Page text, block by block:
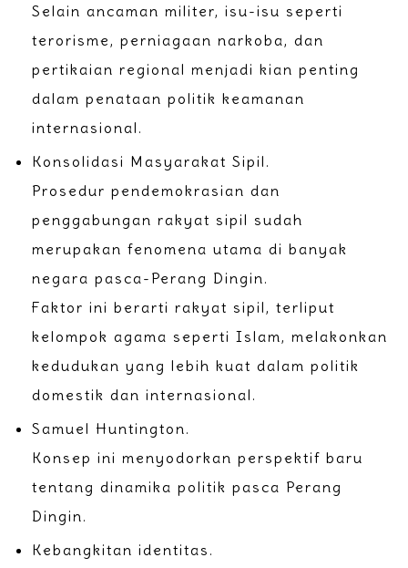
Selain ancaman militer, isu-isu seperti
terorisme, perniagaan narkoba, dan
pertikaian regional menjadi kian penting
dalam penataan politik keamanan
internasional.
Konsolidasi Masyarakat Sipil.
Prosedur pendemokrasian dan
penggabungan rakyat sipil sudah
merupakan fenomena utama di banyak
negara pasca-Perang Dingin.
Faktor ini berarti rakyat sipil, terliput
kelompok agama seperti Islam, melakonkan
kedudukan yang lebih kuat dalam politik
domestik dan internasional.
Samuel Huntington.
Konsep ini menyodorkan perspektif baru
tentang dinamika politik pasca Perang
Dingin.
Kebangkitan identitas.